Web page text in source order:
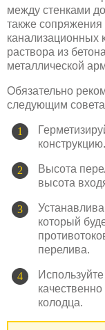
между стенками
также
канализационных
раствора из
металлической
Обязательно
следующим
конструкцию.
Высота
высота
который
перелива.
колодца.